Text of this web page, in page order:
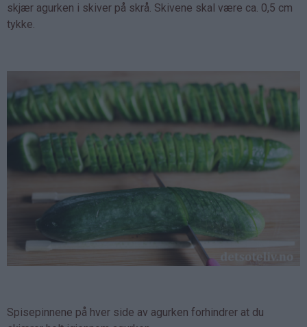
skjær agurken i skiver på skrå. Skivene skal være ca. 0,5 cm
tykke.
Spisepinnene på hver side av agurken forhindrer at du